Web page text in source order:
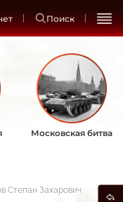
Поиск
Московская битва
Степан Захарович